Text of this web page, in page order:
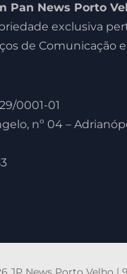
Pan News Porto
exclusiva
de Comunicação
0001-01
nº 04 –